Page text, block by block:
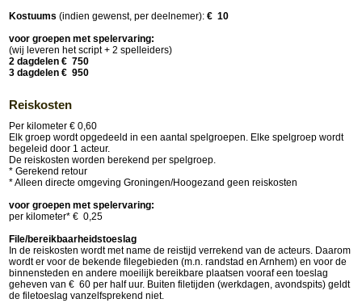
Kostuums (indien gewenst, per deelnemer): € 10
voor groepen met spelervaring:
(wij leveren het script + 2 spelleiders)
2 dagdelen € 750
3 dagdelen € 950
Reiskosten
Per kilometer € 0,60
Elk groep wordt opgedeeld in een aantal spelgroepen. Elke spelgroep wordt
begeleid door 1 acteur.
De reiskosten worden berekend per spelgroep.
* Gerekend retour
* Alleen directe omgeving Groningen/Hoogezand geen reiskosten
voor groepen met spelervaring:
per kilometer* € 0,25
File/bereikbaarheidstoeslag
In de reiskosten wordt met name de reistijd verrekend van de acteurs. Daarom
wordt er voor de bekende filegebieden (m.n. randstad en Arnhem) en voor de
binnensteden en andere moeilijk bereikbare plaatsen vooraf een toeslag
geheven van € 60 per half uur. Buiten filetijden (werkdagen, avondspits) geldt
de filetoeslag vanzelfsprekend niet.